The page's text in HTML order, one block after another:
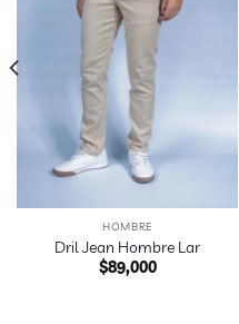
HOMBRE
Dril Jean Hombre Lar
$89,000